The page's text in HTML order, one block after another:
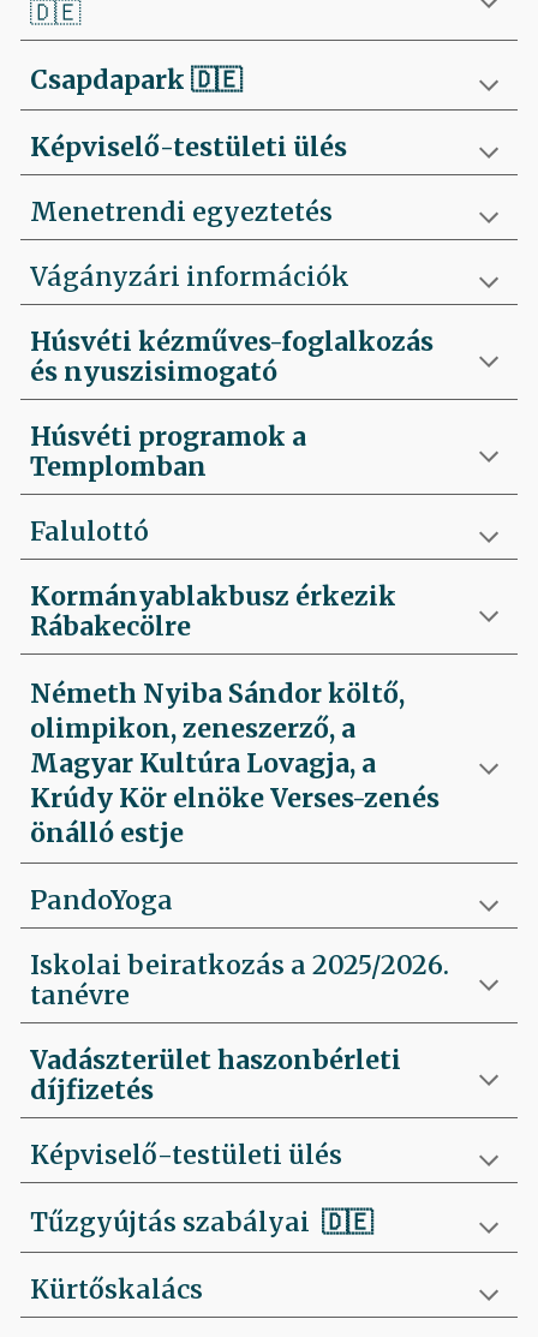
🇩🇪
Csapdapark 🇩🇪
Képviselő-testületi ülés
Menetrendi egyeztetés
Vágányzári információk
Húsvéti kézműves-foglalkozás
és nyuszisimogató
Húsvéti programok a
Templomban
Falulottó
Kormányablakbusz érkezik
Rábakecölre
Németh Nyiba Sándor költő,
olimpikon, zeneszerző, a
Magyar Kultúra Lovagja, a
Krúdy Kör elnöke Verses-zenés
önálló estje
PandoYoga
Iskolai beiratkozás a 2025/2026.
tanévre
Vadászterület haszonbérleti
díjfizetés
Képviselő-testületi ülés
Tűzgyújtás szabályai🇩🇪
Kürtőskalács